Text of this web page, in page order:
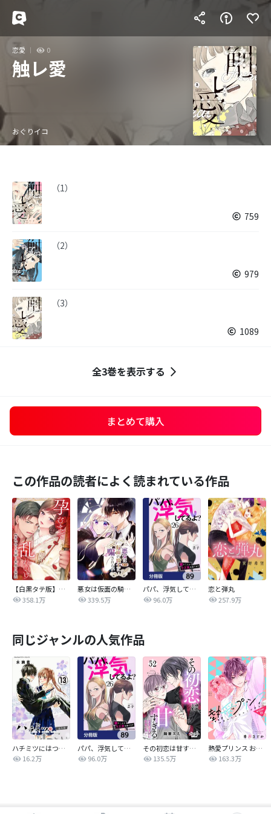
恋愛 0
触レ愛
おぐりイコ
（1）
759
（2）
979
（3）
1089
全3巻を表示する
まとめて購入
この作品の読者によく読まれている作品
【白黒タテ版】孕むまで乱れいけ～身代わり花嫁と軍服の猛愛
358.1万
悪女は仮面の騎士に騙されない
339.5万
パパ、浮気してるよ？娘と二人でクズ夫を捨てます【分冊版】
96.0万
恋と弾丸
257.9万
同じジャンルの人気作品
ハチミツにはつこい
16.2万
パパ、浮気してるよ？娘と二人でクズ夫を捨てます【分冊版】
96.0万
その初恋は甘すぎる～恋愛処女には刺激が強い～
135.5万
熱愛プリンス お兄ちゃんはキミが好き
163.3万